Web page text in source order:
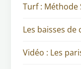
Turf : Méthode
Les baisses de
Vidéo : Les